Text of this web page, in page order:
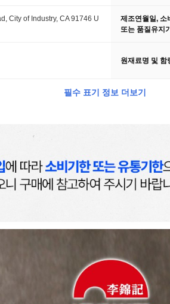
City of Industry, CA 91746 U
제조연월일, 소
또는 품질유지
원재료명 및 함
필수 표기 정보 더보기